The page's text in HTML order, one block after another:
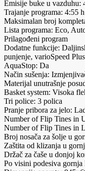
Emisije buke u
Trajanje programa: 4:55 h
Maksimalan broj
Lista programa: Eco,
Prilagođeni program
Dodatne funkcije:
punjenje, varioSpeed
AquaStop: Da
Način sušenja:
Materijal unutrašnje
Basket system: Visoka
Tri police: 3 polica
Pranje pribora za jelo:
Number of Flip Tines in
Number of Flip Tines in
Broj nosača za šolje u
Zaštita od klizanja u
Držač za čaše u donjoj
Po visini podesiva